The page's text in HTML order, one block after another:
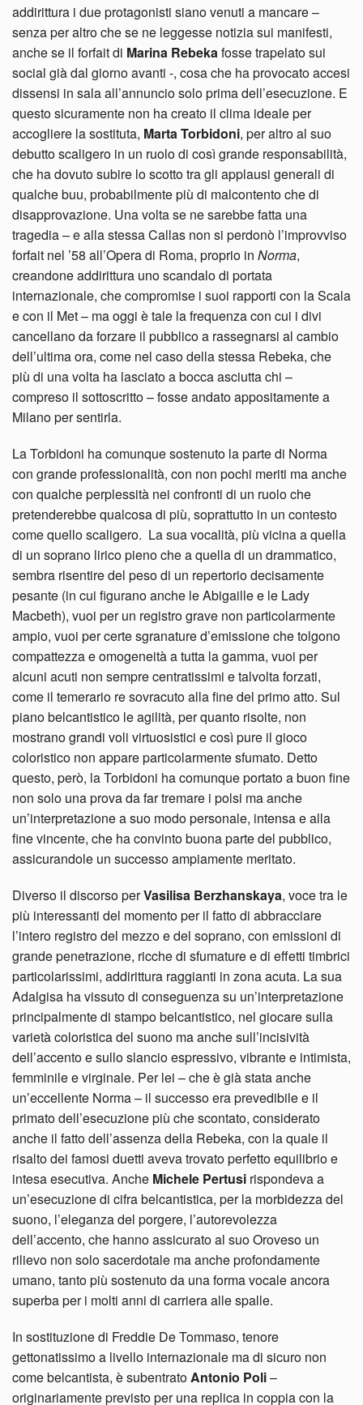
addirittura i due protagonisti siano venuti a mancare –
senza per altro che se ne leggesse notizia sui manifesti,
anche se il forfait di Marina Rebeka fosse trapelato sui
social già dal giorno avanti -, cosa che ha provocato accesi
dissensi in sala all’annuncio solo prima dell’esecuzione. E
questo sicuramente non ha creato il clima ideale per
accogliere la sostituta, Marta Torbidoni, per altro al suo
debutto scaligero in un ruolo di così grande responsabilità,
che ha dovuto subire lo scotto tra gli applausi generali di
qualche buu, probabilmente più di malcontento che di
disapprovazione. Una volta se ne sarebbe fatta una
tragedia – e alla stessa Callas non si perdonò l’improvviso
forfait nel ’58 all’Opera di Roma, proprio in Norma,
creandone addirittura uno scandalo di portata
internazionale, che compromise i suoi rapporti con la Scala
e con il Met – ma oggi è tale la frequenza con cui i divi
cancellano da forzare il pubblico a rassegnarsi al cambio
dell’ultima ora, come nel caso della stessa Rebeka, che
più di una volta ha lasciato a bocca asciutta chi –
compreso il sottoscritto – fosse andato appositamente a
Milano per sentirla.
La Torbidoni ha comunque sostenuto la parte di Norma
con grande professionalità, con non pochi meriti ma anche
con qualche perplessità nei confronti di un ruolo che
pretenderebbe qualcosa di più, soprattutto in un contesto
come quello scaligero. La sua vocalità, più vicina a quella
di un soprano lirico pieno che a quella di un drammatico,
sembra risentire del peso di un repertorio decisamente
pesante (in cui figurano anche le Abigaille e le Lady
Macbeth), vuoi per un registro grave non particolarmente
ampio, vuoi per certe sgranature d’emissione che tolgono
compattezza e omogeneità a tutta la gamma, vuoi per
alcuni acuti non sempre centratissimi e talvolta forzati,
come il temerario re sovracuto alla fine del primo atto. Sul
piano belcantistico le agilità, per quanto risolte, non
mostrano grandi voli virtuosistici e così pure il gioco
coloristico non appare particolarmente sfumato. Detto
questo, però, la Torbidoni ha comunque portato a buon fine
non solo una prova da far tremare i polsi ma anche
un’interpretazione a suo modo personale, intensa e alla
fine vincente, che ha convinto buona parte del pubblico,
assicurandole un successo ampiamente meritato.
Diverso il discorso perVasilisa Berzhanskaya, voce tra le
più interessanti del momento per il fatto di abbracciare
l’intero registro del mezzo e del soprano, con emissioni di
grande penetrazione, ricche di sfumature e di effetti timbrici
particolarissimi, addirittura raggianti in zona acuta. La sua
Adalgisa ha vissuto di conseguenza su un’interpretazione
principalmente di stampo belcantistico, nel giocare sulla
varietà coloristica del suono ma anche sull’incisività
dell’accento e sullo slancio espressivo, vibrante e intimista,
femminile e virginale. Per lei – che è già stata anche
un’eccellente Norma – il successo era prevedibile e il
primato dell’esecuzione più che scontato, considerato
anche il fatto dell’assenza della Rebeka, con la quale il
risalto dei famosi duetti aveva trovato perfetto equilibrio e
intesa esecutiva. Anche Michele Pertusi rispondeva a
un’esecuzione di cifra belcantistica, per la morbidezza del
suono, l’eleganza del porgere, l’autorevolezza
dell’accento, che hanno assicurato al suo Oroveso un
rilievo non solo sacerdotale ma anche profondamente
umano, tanto più sostenuto da una forma vocale ancora
superba per i molti anni di carriera alle spalle.
In sostituzione di Freddie De Tommaso, tenore
gettonatissimo a livello internazionale ma di sicuro non
come belcantista, è subentrato Antonio Poli–
originariamente previsto per una replica in coppia con la